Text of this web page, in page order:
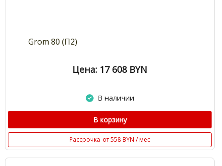
Grom 80 (П2)
Цена: 17 608 BYN
В наличии
В корзину
Рассрочка от 558 BYN / мес